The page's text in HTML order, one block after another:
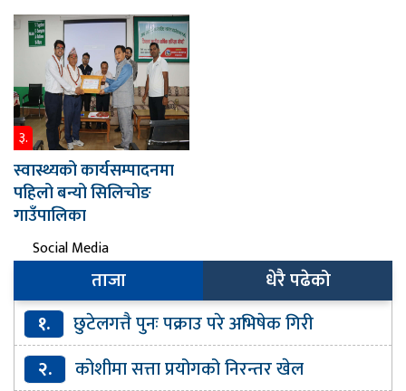
३.
स्वास्थ्यको कार्यसम्पादनमा
पहिलो बन्यो सिलिचोङ
गाउँपालिका
Social Media
ताजा
धेरै पढेको
१.
छुटेलगत्तै पुनः पक्राउ परे अभिषेक गिरी
२.
कोशीमा सत्ता प्रयोगको निरन्तर खेल